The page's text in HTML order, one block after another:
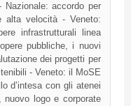
accordo per
alta velocità - Veneto:
infrastrutturali linea
pubbliche, i nuovi
dei progetti per
- Veneto: il MoSE
d’intesa con gli atenei
nuovo logo e corporate